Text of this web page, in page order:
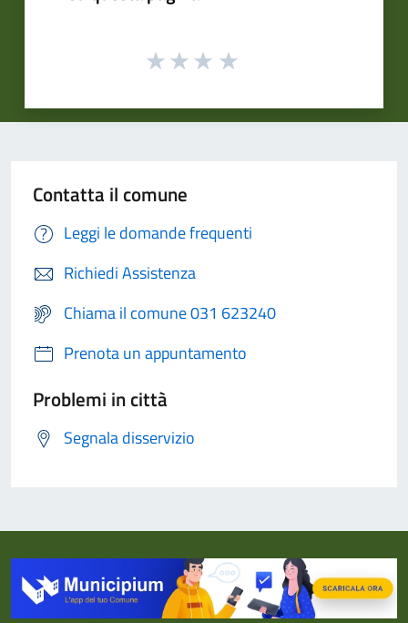
Contatta il comune
Leggi le domande frequenti
Richiedi Assistenza
Chiama il comune 031 623240
Prenota un appuntamento
Problemi in città
Segnala disservizio